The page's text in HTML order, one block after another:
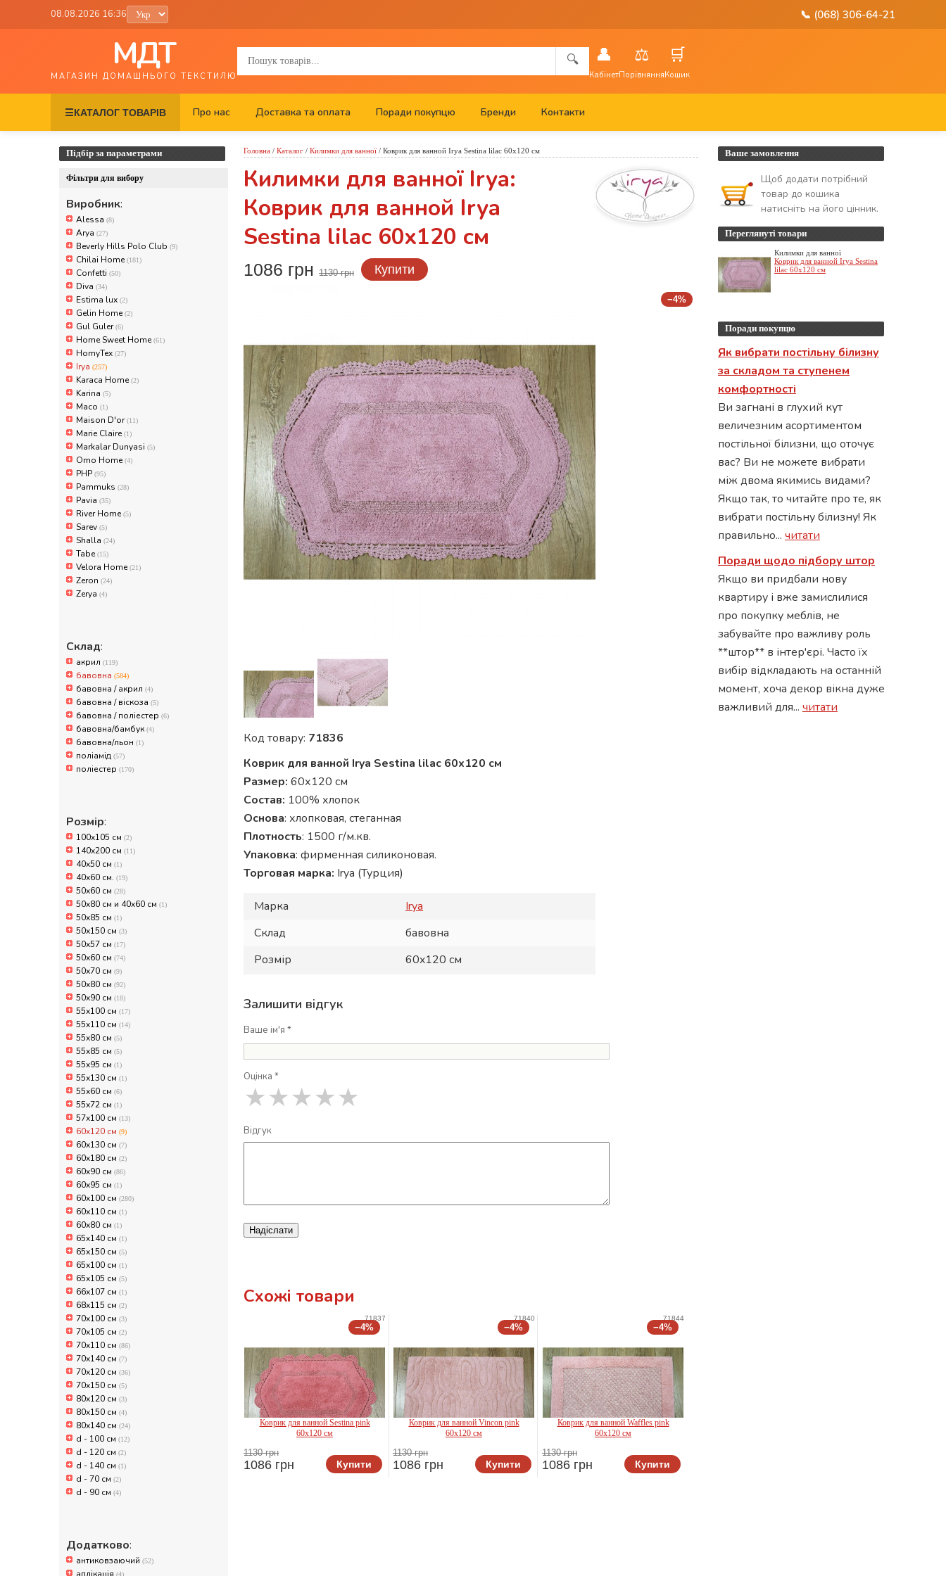
08.08.2026 16:36 📞 (068) 306-64-21
МДТ
МАГАЗИН ДОМАШНЬОГО ТЕКСТИЛЮ
🔍 👤
Кабінет
⚖️
Порівняння
🛒
Кошик
☰КАТАЛОГ ТОВАРІВ Про нас Доставка та оплата Поради покупцю Бренди Контакти
Підбір за параметрами
Фільтри для вибору
Виробник:
Alessa (8)
Arya (27)
Beverly Hills Polo Club (9)
Chilai Home(181)
Confetti (50)
Diva (34)
Estima lux (2)
Gelin Home(2)
Gul Guler(6)
Home Sweet Home(61)
HomyTex (27)
Irya (257)
Karaca Home(2)
Karina (5)
Maco (1)
Maison D'or(11)
Marie Claire(1)
Markalar Dunyasi (5)
Omo Home(4)
PHP (95)
Pammuks (28)
Pavia (35)
River Home(5)
Sarev (5)
Shalla (24)
Tabe(15)
Velora Home(21)
Zeron (24)
Zerya (4)
Склад:
акрил (119)
бавовна (584)
бавовна / акрил (4)
бавовна / віскоза (5)
бавовна / поліестер (6)
бавовна/бамбук (4)
бавовна/льон (1)
поліамід (57)
поліестер (170)
Розмір:
100x105 см (2)
140x200 см (11)
40x50 см (1)
40х60 см. (19)
50x60 см (28)
50x80 см и 40x60 см (1)
50x85 см (1)
50х150 см (3)
50х57 см (17)
50х60 см (74)
50х70 см (9)
50х80 см (92)
50х90 см (18)
55x100 см (17)
55x110 см (14)
55x80 см (5)
55x85 см (5)
55x95 см (1)
55х130 см (1)
55х60 см (6)
55х72 см (1)
57х100 см (13)
60x120 см (9)
60x130 см (7)
60x180 см (2)
60x90 см (86)
60x95 см (1)
60х100 см (280)
60х110 см (1)
60х80 см (1)
65x140 см (1)
65x150 см (5)
65х100 см (1)
65х105 см (5)
66х107 см (1)
68х115 см (2)
70x100 см (3)
70x105 см (2)
70x110 см (86)
70x140 см (7)
70х120 см (36)
70х150 см (5)
80x120 см (3)
80x150 см (4)
80х140 см (24)
d - 100 см (12)
d - 120 см (2)
d - 140 см (1)
d - 70 см (2)
d - 90 см (4)
Додатково:
антиковзаючий (52)
(4)
Головна / Каталог / Килимки для ванної / Коврик для ванной Irya Sestina lilac 60x120 см
Килимки для ванної Irya:
Коврик для ванной Irya
Sestina lilac 60x120 см
1086 грн 1130 грн Купити
−4%
Код товару: 71836
Коврик для ванной Irya Sestina lilac 60x120 см
Размер: 60х120 см
Состав: 100% хлопок
Основа: хлопковая, стеганная
Плотность: 1500 г/м.кв.
Упаковка: фирменная силиконовая.
Торговая марка: Irya (Турция)
Марка
Irya
Склад
бавовна
Розмір
60x120 см
Залишити відгук
Ваше ім'я *
Оцінка *
★
★
★
★
★
Відгук
Надіслати
Схожі товари
−4%
71837
Коврик для ванной Sestina pink
60x120 см
1130 грн
1086 грн Купити
−4%
71840
Коврик для ванной Vincon pink
60x120 см
1130 грн
1086 грн Купити
−4%
71844
Коврик для ванной Waffles pink
60x120 см
1130 грн
1086 грн Купити
Ваше замовлення
Щоб додати потрібний
товар до кошика
натисніть на його цінник.
Переглянуті товари
Килимки для ванної
Коврик для ванной Irya Sestina
lilac 60x120 см
Поради покупцю
Як вибрати постільну білизну
за складом та ступенем
комфортності
Ви загнані в глухий кут
величезним асортиментом
постільної білизни, що оточує
вас? Ви не можете вибрати
між двома якимись видами?
Якщо так, то читайте про те, як
вибрати постільну білизну! Як
правильно... читати
Поради щодо підбору штор
Якщо ви придбали нову
квартиру і вже замислилися
про покупку меблів, не
забувайте про важливу роль
**штор** в інтер'єрі. Часто їх
вибір відкладають на останній
момент, хоча декор вікна дуже
важливий для... читати